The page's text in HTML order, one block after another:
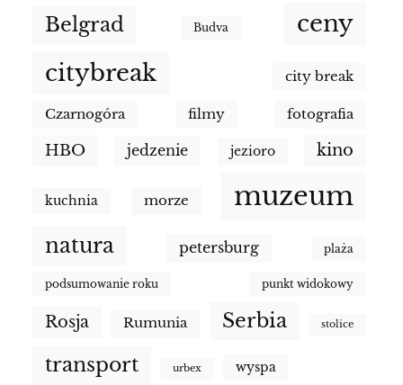
Belgrad Budva
ceny
citybreak
city break
Czarnogóra filmy fotografia
HBO jedzenie jezioro kino
kuchnia morze muzeum
natura petersburg plaża
podsumowanie roku punkt widokowy
Rosja Rumunia Serbia stolice
transport urbex wyspa